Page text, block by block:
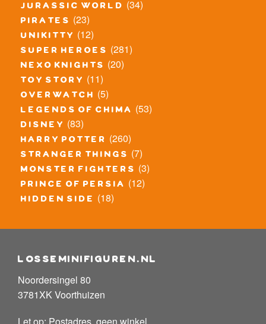
jurassic world (34)
pirates (23)
unikitty (12)
super heroes (281)
nexo knights (20)
toy story (11)
overwatch (5)
legends of chima (53)
disney (83)
harry potter (260)
stranger things (7)
monster fighters (3)
prince of persia (12)
hidden side (18)
losseminifiguren.nl
Noordersingel 80
3781XK Voorthuizen